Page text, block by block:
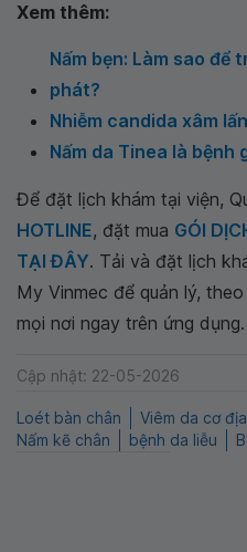
Xem thêm:
Nấm bẹn: Làm sao
phát?
Nhiễm candida xâm
Nấm da Tinea là bệnh
Để đặt lịch khám tại viện,
HOTLINE, đặt mua GÓI
TẠI ĐÂY. Tải và đặt lịch
My Vinmec để quản lý,
mọi nơi ngay trên ứng dụng.
Cập nhật: 22-05-2026
Loét bàn chân Viêm da cơ địa
Nấm kẽ chân
bệnh da liễu